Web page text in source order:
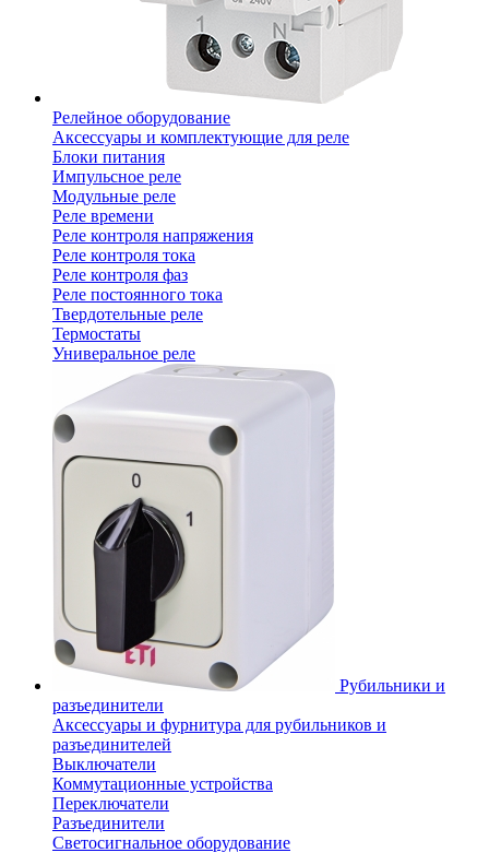
Релейное оборудование
Аксессуары и комплектующие для реле
Блоки питания
Импульсное реле
Модульные реле
Реле времени
Реле контроля напряжения
Реле контроля тока
Реле контроля фаз
Реле постоянного тока
Твердотельные реле
Термостаты
Универальное реле
Рубильники и
разъединители
Аксессуары и фурнитура для рубильников и
разъединителей
Выключатели
Коммутационные устройства
Переключатели
Разъединители
Светосигнальное оборудование